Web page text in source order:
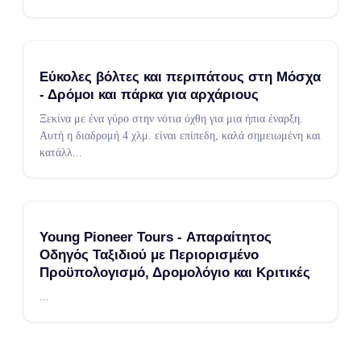
Εύκολες βόλτες και περιπάτους στη Μόσχα
- Δρόμοι και πάρκα για αρχάριους
Ξεκίνα με ένα γύρο στην νότια όχθη για μια ήπια έναρξη.
Αυτή η διαδρομή 4 χλμ. είναι επίπεδη, καλά σημειωμένη και
κατάλλ...
Young Pioneer Tours - Απαραίτητος
Οδηγός Ταξιδιού με Περιορισμένο
Προϋπολογισμό, Δρομολόγιο και Κριτικές
...